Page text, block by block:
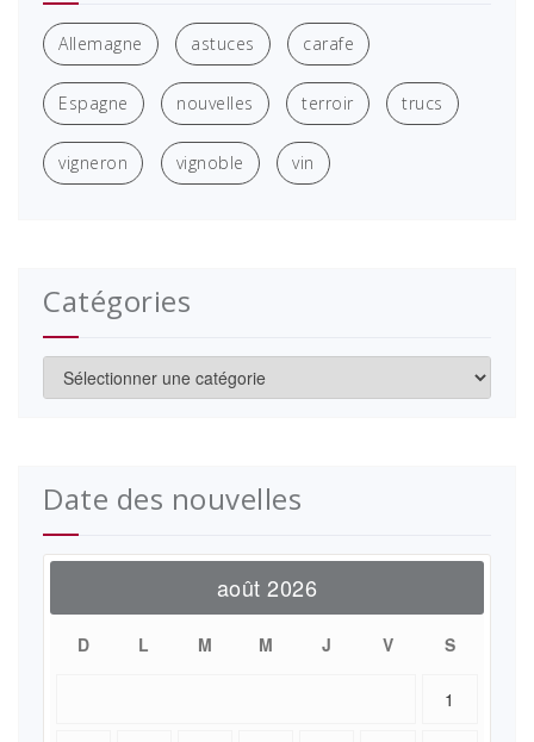
Allemagne astuces carafe
Espagne nouvelles terroir trucs
vigneron vignoble vin
Catégories
Catégories
Date des nouvelles
août 2026
D L M M J V S
1